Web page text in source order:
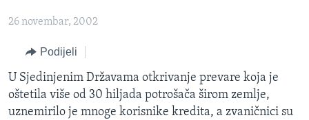
na
SVIJET
SPECIJALNI PROJEKTI
KORUPCIJA
SLOBODA MEDIJA
ŽENSKA STRANA
26 novembar, 2002
Podijeli
U Sjedinjenim Državama otkrivanje prevare koja je
oštetila više od 30 hiljada potrošača širom zemlje,
uznemirilo je mnoge korisnike kredita, a zvaničnici su